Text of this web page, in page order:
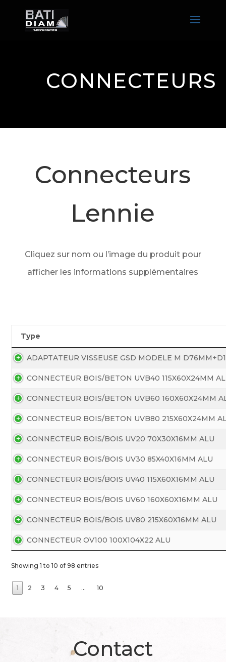
CONNECTEURS
Connecteurs
Lennie
Cliquez sur nom ou l’image du produit pour
afficher les informations supplémentaires
Type
ADAPTATEUR VISSEUSE GSD MODELE M
CONNECTEUR BOIS/BETON UVB40 115X60X24MM
CONNECTEUR BOIS/BETON UVB60 160X60X24MM
CONNECTEUR BOIS/BETON UVB80 215X60X24MM
CONNECTEUR BOIS/BOIS UV20 70X30X16MM ALU
CONNECTEUR BOIS/BOIS UV30 85X40X16MM ALU
CONNECTEUR BOIS/BOIS UV40 115X60X16MM ALU
CONNECTEUR BOIS/BOIS UV60 160X60X16MM ALU
CONNECTEUR BOIS/BOIS UV80 215X60X16MM ALU
CONNECTEUR OV100 100X104X22 ALU
Showing 1 to 10 of 98 entries
1 2 3 4 5 … 10
Contact